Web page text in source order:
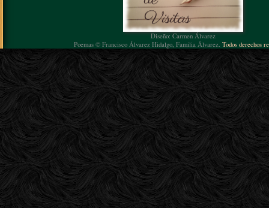
Diseño: Carmen Álvarez
Poemas © Francisco Álvarez Hidalgo, Familia Álvarez. Todos derechos